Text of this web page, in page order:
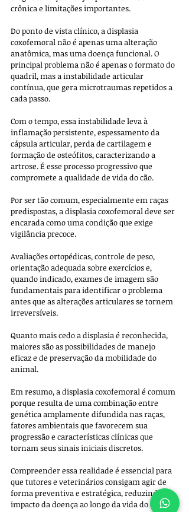
crônica e limitações importantes.
Do ponto de vista clínico, a displasia
coxofemoral não é apenas uma alteração
anatômica, mas uma doença funcional. O
principal problema não é apenas o formato do
quadril, mas a instabilidade articular
contínua, que gera microtraumas repetidos a
cada passo.
Com o tempo, essa instabilidade leva à
inflamação persistente, espessamento da
cápsula articular, perda de cartilagem e
formação de osteófitos, caracterizando a
artrose. É esse processo progressivo que
compromete a qualidade de vida do cão.
Por ser tão comum, especialmente em raças
predispostas, a displasia coxofemoral deve ser
encarada como uma condição que exige
vigilância precoce.
Avaliações ortopédicas, controle de peso,
orientação adequada sobre exercícios e,
quando indicado, exames de imagem são
fundamentais para identificar o problema
antes que as alterações articulares se tornem
irreversíveis.
Quanto mais cedo a displasia é reconhecida,
maiores são as possibilidades de manejo
eficaz e de preservação da mobilidade do
animal.
Em resumo, a displasia coxofemoral é comum
porque resulta de uma combinação entre
genética amplamente difundida nas raças,
fatores ambientais que favorecem sua
progressão e características clínicas que
tornam seus sinais iniciais discretos.
Compreender essa realidade é essencial para
que tutores e veterinários consigam agir de
forma preventiva e estratégica, reduzindo o
impacto da doença ao longo da vida do cão.